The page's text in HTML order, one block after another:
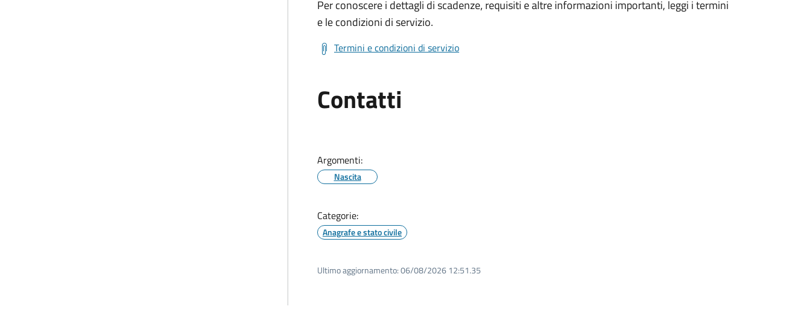
Per conoscere i dettagli di scadenze, requisiti e altre informazioni importanti, leggi i termini
e le condizioni di servizio.
Termini e condizioni di servizio
Contatti
Argomenti:
Nascita
Categorie:
Anagrafe e stato civile
Ultimo aggiornamento:06/08/2026 12:51.35